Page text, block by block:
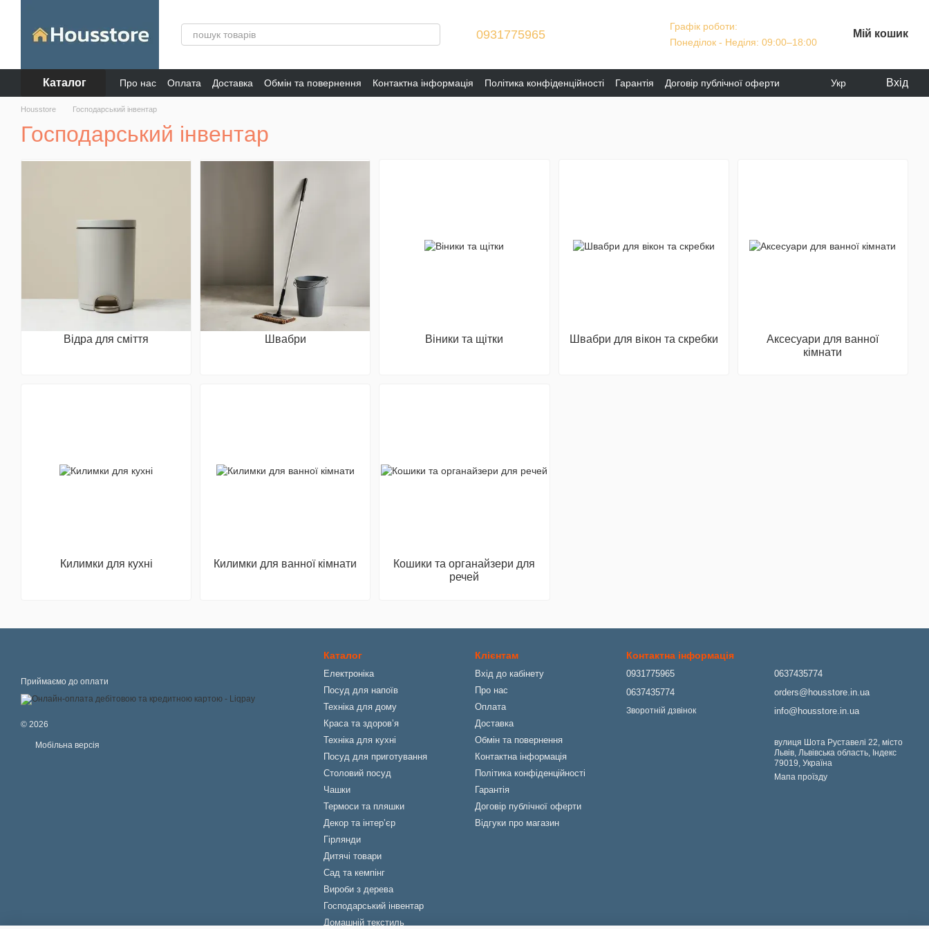
0931775965
Графік роботи:
Понеділок - Неділя: 09:00–18:00
Мій кошик
Каталог Про нас Оплата Доставка Обмін та повернення Контактна інформація Політика конфіденційності Гарантія
Договір публічної оферти
Відгуки про магазин
Укр Вхід
Housstore Господарський інвентар
Господарський інвентар
Відра для сміття Швабри Віники та щітки Швабри для вікон та скребки
Аксесуари для ванної
кімнати
Килимки для кухні Килимки для ванної кімнати
Кошики та органайзери для
речей
Приймаємо до оплати
© 2026
Мобільна версія
Каталог
Електроніка
Посуд для напоїв
Техніка для дому
Краса та здоровʼя
Техніка для кухні
Посуд для приготування
Столовий посуд
Чашки
Термоси та пляшки
Декор та інтерʼєр
Гірлянди
Дитячі товари
Сад та кемпінг
Вироби з дерева
Господарський інвентар
Домашній текстиль
Клієнтам
Вхід до кабінету
Про нас
Оплата
Доставка
Обмін та повернення
Контактна інформація
Політика конфіденційності
Гарантія
Договір публічної оферти
Відгуки про магазин
Контактна інформація
0931775965
0637435774
Зворотній дзвінок
0637435774
orders@housstore.in.ua
info@housstore.in.ua
вулиця Шота Руставелі 22, місто
Львів, Львівська область, Індекс
79019, Україна
Мапа проїзду